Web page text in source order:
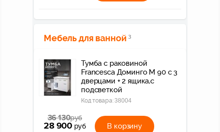
Мебель для ванной 3
Тумба с раковиной
Francesca Доминго М 90 с 3
дверцами + 2 ящика,с
подсветкой
Код товара:38004
36 130руб
28 900 руб В корзину